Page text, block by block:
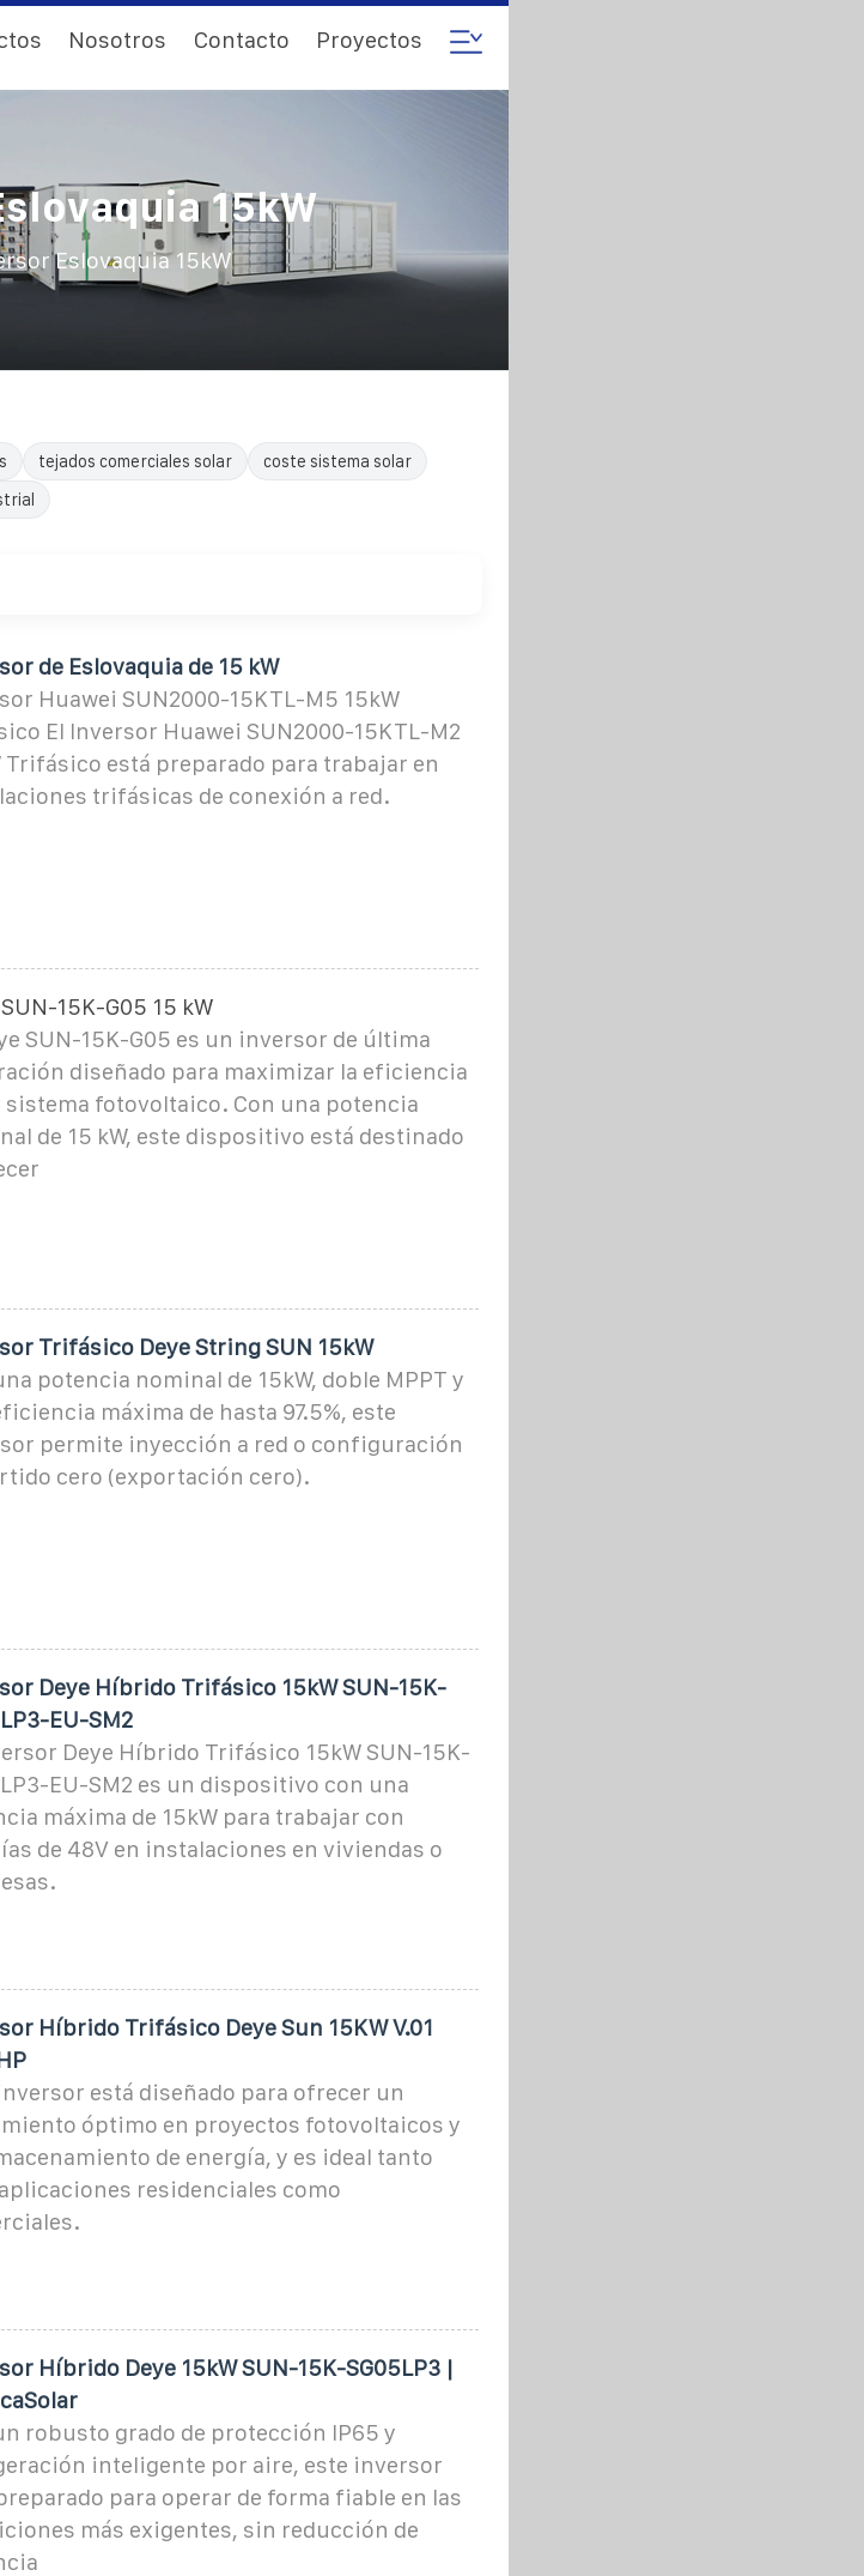
Nosotros Contacto Proyectos
15kW
Eslovaquia 15kW
tejados comerciales solar
coste sistema solar
de Eslovaquia de 15 kW
Huawei SUN2000-15KTL-M5 15kW
El Inversor Huawei SUN2000-15KTL-M2
Trifásico está preparado para trabajar en
trifásicas de conexión a red.
15K-G05 15 kW
SUN-15K-G05 es un inversor de última
diseñado para maximizar la eficiencia
sistema fotovoltaico. Con una potencia
de 15 kW, este dispositivo está destinado
Trifásico Deye String SUN 15kW
potencia nominal de 15kW, doble MPPT y
máxima de hasta 97.5%, este
permite inyección a red o configuración
cero (exportación cero).
Deye Híbrido Trifásico 15kW SUN-15K-
EU-SM2
Deye Híbrido Trifásico 15kW SUN-15K-
EU-SM2 es un dispositivo con una
máxima de 15kW para trabajar con
de 48V en instalaciones en viviendas o
Híbrido Trifásico Deye Sun 15KW V.01
está diseñado para ofrecer un
óptimo en proyectos fotovoltaicos y
de energía, y es ideal tanto
residenciales como
Híbrido Deye 15kW SUN-15K-SG05LP3 |
robusto grado de protección IP65 y
inteligente por aire, este inversor
para operar de forma fiable en las
más exigentes, sin reducción de